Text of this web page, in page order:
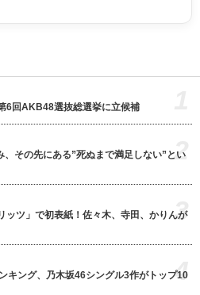
6回AKB48選抜総選挙に立候補
その先にある”死ぬまで満足しない”とい
2
ッツ」で初表紙！佐々木、寺田、かりんが
3
キング、乃木坂46シングル3作がトップ10
4